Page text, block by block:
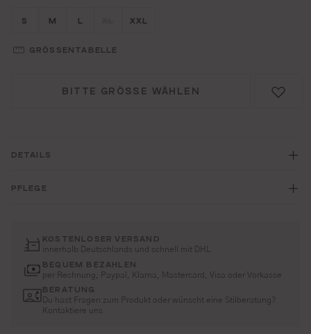
Größe wählen
S Größe wählen
M Größe wählen
L Größe wählen
Größe wählen
XXL
GRÖSSENTABELLE
BITTE GRÖSSE WÄHLEN
DETAILS
PFLEGE
KOSTENLOSER VERSAND
innerhalb Deutschlands und schnell mit DHL
BEQUEM BEZAHLEN
per Rechnung, Paypal, Klarna, Mastercard, Visa oder Vorkasse
BERATUNG
Du hast Fragen zum Produkt oder wünscht eine Stilberatung?
Kontaktiere uns